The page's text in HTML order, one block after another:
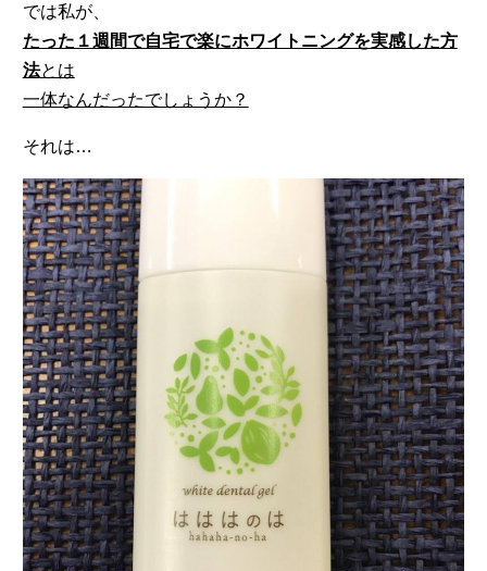
では私が、
たった１週間で自宅で楽にホワイトニングを実感した方
法とは
一体なんだったでしょうか？
それは…